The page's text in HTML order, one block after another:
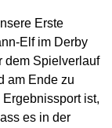
Erste
Elf im Derby
dem Spielverlauf
am Ende zu
ist,
es in der